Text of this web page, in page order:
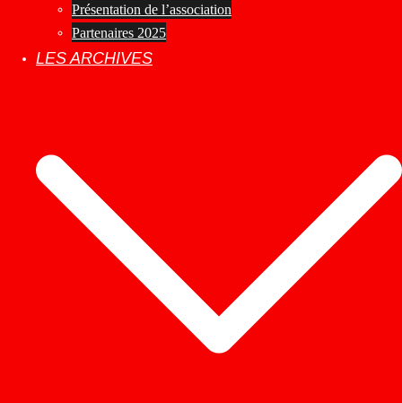
Présentation de l’association
Partenaires 2025
LES ARCHIVES